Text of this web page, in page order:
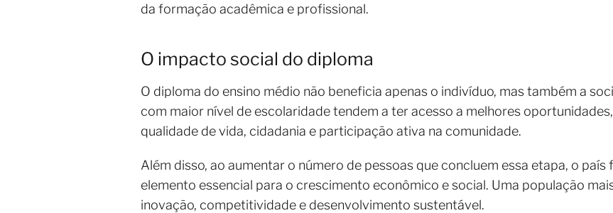
da formação acadêmica e profissional.
O impacto social do diploma
O diploma do ensino médio não beneficia apenas o indivíduo, mas também a
com maior nível de escolaridade tendem a ter acesso a melhores
qualidade de vida, cidadania e participação ativa na comunidade.
Além disso, ao aumentar o número de pessoas que concluem essa etapa, o
elemento essencial para o crescimento econômico e social. Uma população
inovação, competitividade e desenvolvimento sustentável.